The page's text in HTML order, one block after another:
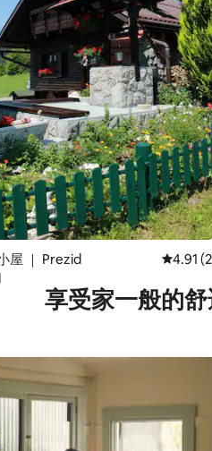
分 5 分），共 124 条评价
屋 ｜ Prezid 平均评
4.91
享受家一般的